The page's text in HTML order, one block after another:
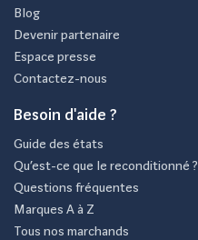
Blog
Devenir partenaire
Espace presse
Contactez-nous
Besoin d'aide ?
Guide des états
Qu’est-ce que le reconditionné ?
Questions fréquentes
Marques A à Z
Tous nos marchands